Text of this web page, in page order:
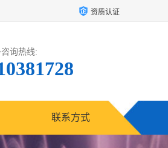
资质认证
询热线:
联系方式